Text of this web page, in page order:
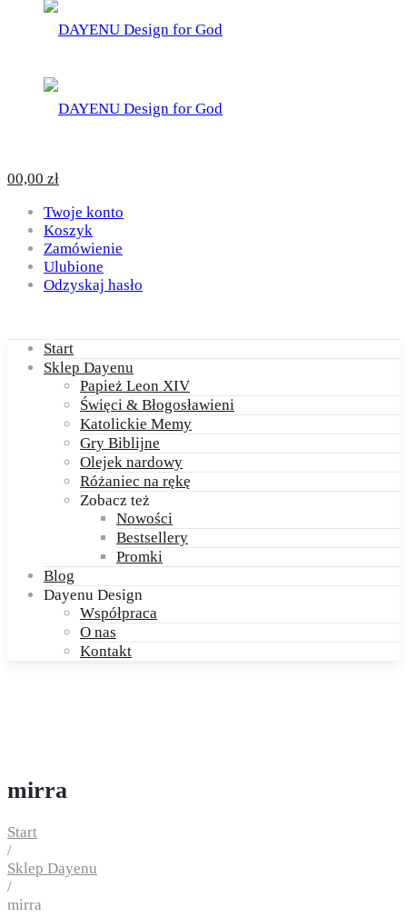
00,00 zł
Twoje konto
Koszyk
Zamówienie
Ulubione
Odzyskaj hasło
Start
Sklep Dayenu
Papież Leon XIV
Święci & Błogosławieni
Katolickie Memy
Gry Biblijne
Olejek nardowy
Różaniec na rękę
Zobacz też
Nowości
Bestsellery
Promki
Blog
Dayenu Design
Współpraca
O nas
Kontakt
mirra
Start
/
Sklep Dayenu
/
mirra